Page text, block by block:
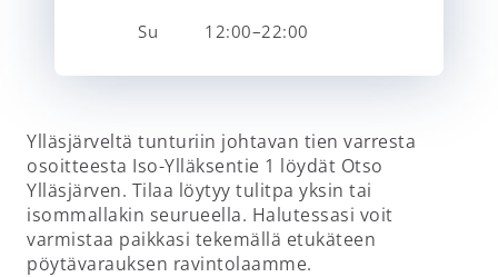
Su
12:00–22:00
Ylläsjärveltä tunturiin johtavan tien varresta
osoitteesta Iso-Ylläksentie 1 löydät Otso
Ylläsjärven. Tilaa löytyy tulitpa yksin tai
isommallakin seurueella. Halutessasi voit
varmistaa paikkasi tekemällä etukäteen
pöytävarauksen ravintolaamme.